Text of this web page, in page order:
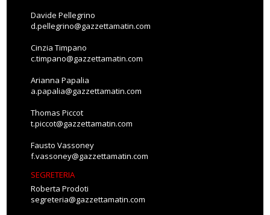
Davide Pellegrino
d.pellegrino@gazzettamatin.com
Cinzia Timpano
c.timpano@gazzettamatin.com
Arianna Papalia
a.papalia@gazzettamatin.com
Thomas Piccot
t.piccot@gazzettamatin.com
Fausto Vassoney
f.vassoney@gazzettamatin.com
SEGRETERIA
Roberta Prodoti
segreteria@gazzettamatin.com